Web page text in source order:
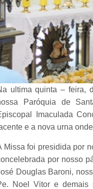
ultima quinta – feira,
Paróquia de
Imaculada
e a nova urna
Missa foi presidida por
por nosso
Douglas Baroni,
Noel Vitor e demais